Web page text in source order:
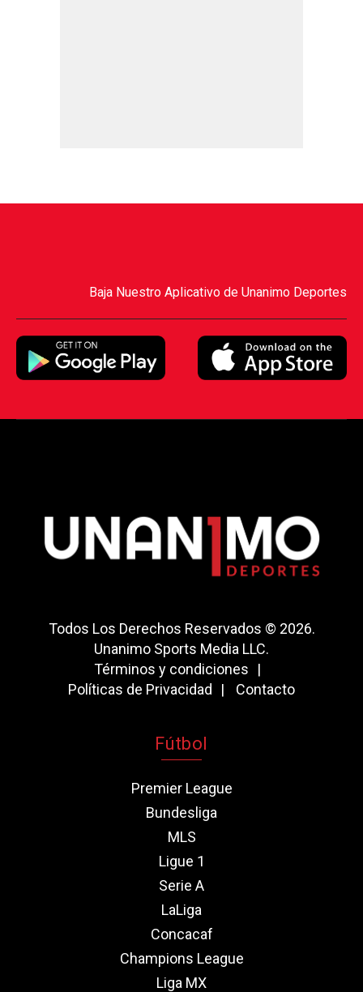
Baja Nuestro Aplicativo de Unanimo Deportes
Todos Los Derechos Reservados © 2026.
Unanimo Sports Media LLC.
Términos y condiciones
Políticas de Privacidad
Contacto
Fútbol
Premier League
Bundesliga
MLS
Ligue 1
Serie A
LaLiga
Concacaf
Champions League
Liga MX